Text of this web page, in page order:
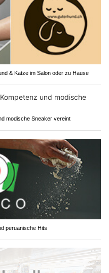
& Katze im Salon oder zu Hause
modische Sneaker vereint
peruanische Hits